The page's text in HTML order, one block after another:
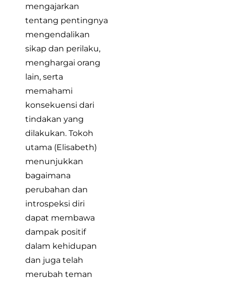
mengajarkan
tentang pentingnya
mengendalikan
sikap dan perilaku,
menghargai orang
lain, serta
memahami
konsekuensi dari
tindakan yang
dilakukan. Tokoh
utama (Elisabeth)
menunjukkan
bagaimana
perubahan dan
introspeksi diri
dapat membawa
dampak positif
dalam kehidupan
dan juga telah
merubah teman